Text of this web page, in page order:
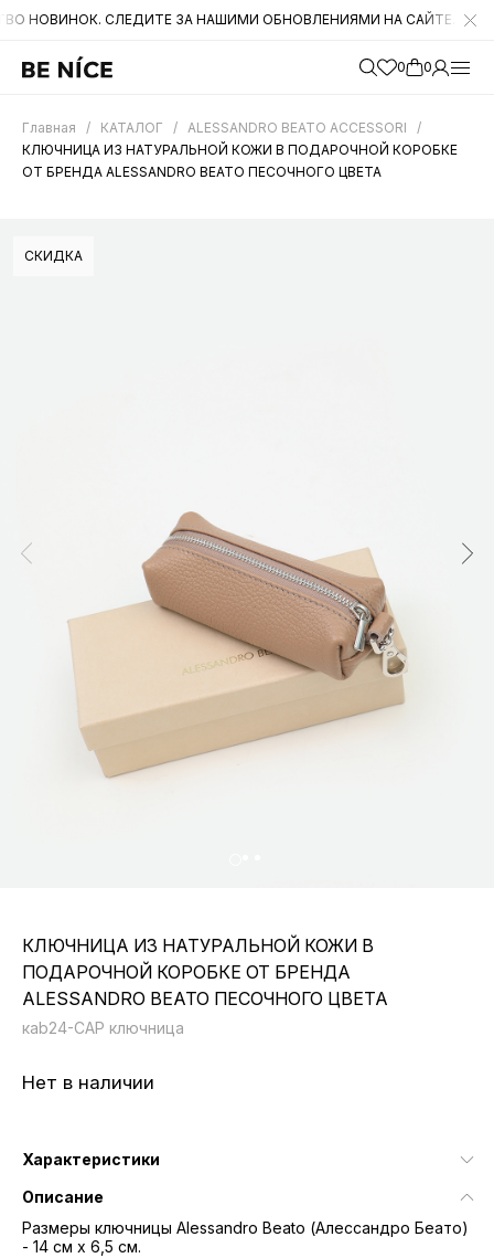
СЛЕДИТЕ ЗА НАШИМИ ОБНОВЛЕНИЯМИ НА САЙТЕ. А ТАКЖЕ
0 0
Главная / КАТАЛОГ / ALESSANDRO BEATO ACCESSORI
/
КЛЮЧНИЦА ИЗ НАТУРАЛЬНОЙ КОЖИ В ПОДАРОЧНОЙ КОРОБКЕ
ОТ БРЕНДА ALESSANDRO BEATO ПЕСОЧНОГО ЦВЕТА
СКИДКА
КЛЮЧНИЦА ИЗ НАТУРАЛЬНОЙ КОЖИ В
ПОДАРОЧНОЙ КОРОБКЕ ОТ БРЕНДА
ALESSANDRO BEATO ПЕСОЧНОГО ЦВЕТА
кab24-CAP ключница
Нет в наличии
Характеристики
Описание
Размеры ключницы Alessandro Beato (Алессандро Беато)
- 14 см х 6,5 см.